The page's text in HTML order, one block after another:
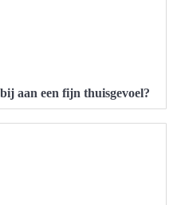
aan een fijn thuisgevoel?